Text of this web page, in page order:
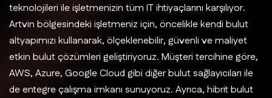
teknolojileri ile işletmenizin tüm IT ihtiyaçlarını karşılıyor.
Artvin bölgesindeki işletmeniz için, öncelikle kendi bulut
altyapımızı kullanarak, ölçeklenebilir, güvenli ve maliyet
etkin bulut çözümleri geliştiriyoruz. Müşteri tercihine göre,
AWS, Azure, Google Cloud gibi diğer bulut sağlayıcıları ile
de entegre çalışma imkanı sunuyoruz. Ayrıca, hibrit bulut